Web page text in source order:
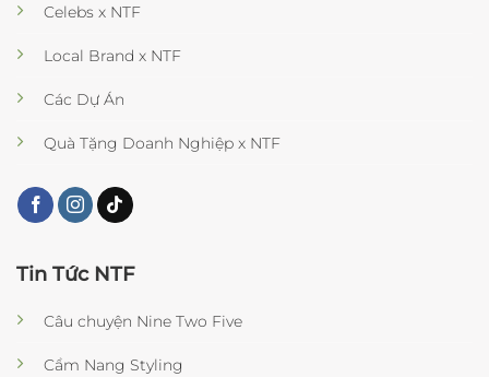
Celebs x NTF
Local Brand x NTF
Các Dự Án
Quà Tặng Doanh Nghiệp x NTF
Tin Tức NTF
Câu chuyện Nine Two Five
Cẩm Nang Styling